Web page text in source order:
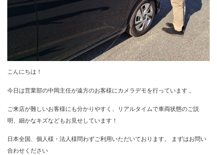
こんにちは！
今日は営業部の中岡主任が遠方のお客様にカメラデモを行っています 。
ご来店が難しいお客様にも分かりやすく、リアルタイムで車両状態のご説
明、細かなキズなどもお見せしています！
日本全国、個人様・法人様問わずご利用いただいております。 まずはお問い
合わせください